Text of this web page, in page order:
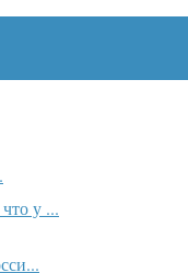
у ...